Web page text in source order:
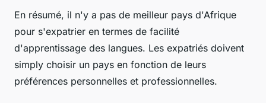
En résumé, il n'y a pas de meilleur pays d'Afrique
pour s'expatrier en termes de facilité
d'apprentissage des langues. Les expatriés doivent
simply choisir un pays en fonction de leurs
préférences personnelles et professionnelles.